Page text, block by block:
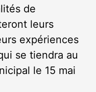
de
leurs
expériences
se tiendra au
le 15 mai